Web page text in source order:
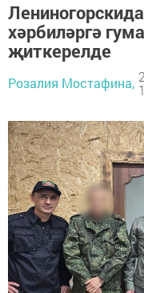
хәрбиләргә
җиткерелде
Розалия Мостафина,